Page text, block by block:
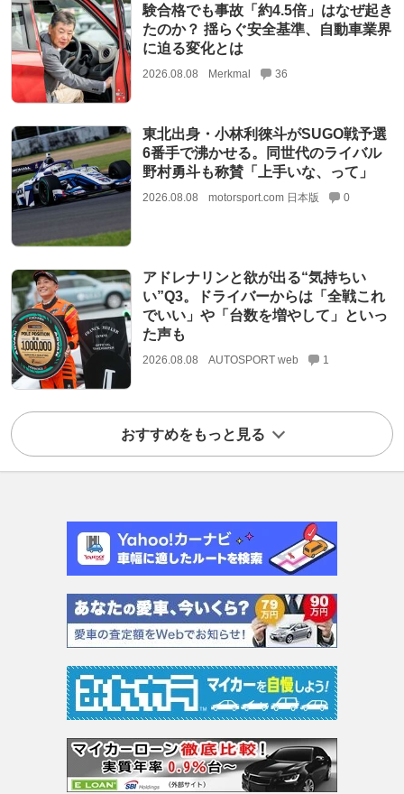
験合格でも事故「約4.5倍」はなぜ起き
たのか？ 揺らぐ安全基準、自動車業界
に迫る変化とは
2026.08.08 Merkmal 36
東北出身・小林利徠斗がSUGO戦予選
6番手で沸かせる。同世代のライバル
野村勇斗も称賛「上手いな、って」
2026.08.08 motorsport.com 日本版 0
アドレナリンと欲が出る“気持ちい
い”Q3。ドライバーからは「全戦これ
でいい」や「台数を増やして」といっ
た声も
2026.08.08 AUTOSPORT web 1
おすすめをもっと見る